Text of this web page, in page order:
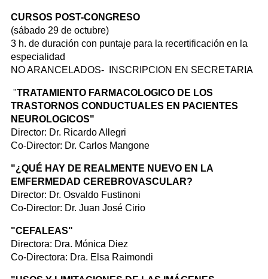
CURSOS POST-CONGRESO
(sábado 29 de octubre)
3 h. de duración con puntaje para la recertificación en la
especialidad
NO ARANCELADOS- INSCRIPCION EN SECRETARIA
"TRATAMIENTO FARMACOLOGICO DE LOS
TRASTORNOS CONDUCTUALES EN PACIENTES
NEUROLOGICOS"
Director: Dr. Ricardo Allegri
Co-Director: Dr. Carlos Mangone
"¿QUÉ HAY DE REALMENTE NUEVO EN LA
EMFERMEDAD CEREBROVASCULAR?
Director: Dr. Osvaldo Fustinoni
Co-Director: Dr. Juan José Cirio
"CEFALEAS"
Directora: Dra. Mónica Diez
Co-Directora: Dra. Elsa Raimondi